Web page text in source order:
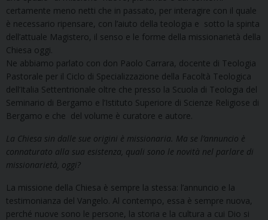
certamente meno netti che in passato, per interagire con il quale
è necessario ripensare, con l’aiuto della teologia e sotto la spinta
dell’attuale Magistero, il senso e le forme della missionarietà della
Chiesa oggi.
Ne abbiamo parlato con don Paolo Carrara, docente di Teologia
Pastorale per il Ciclo di Specializzazione della Facoltà Teologica
dell’Italia Settentrionale oltre che presso la Scuola di Teologia del
Seminario di Bergamo e l’Istituto Superiore di Scienze Religiose di
Bergamo e che del volume è curatore e autore.
La Chiesa sin dalle sue origini è missionaria. Ma se l’annuncio è
connaturato alla sua esistenza, quali sono le novità nel parlare di
missionarietà, oggi?
La missione della Chiesa è sempre la stessa: l’annuncio e la
testimonianza del Vangelo. Al contempo, essa è sempre nuova,
perché nuove sono le persone, la storia e la cultura a cui Dio si